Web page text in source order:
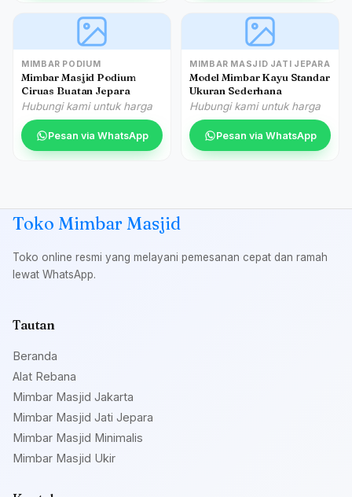
MIMBAR PODIUM
Mimbar Masjid Podium
Ciruas Buatan Jepara
Hubungi kami untuk harga
Pesan via WhatsApp
MIMBAR MASJID JATI JEPARA
Model Mimbar Kayu Standar
Ukuran Sederhana
Hubungi kami untuk harga
Pesan via WhatsApp
Toko Mimbar Masjid
Toko online resmi yang melayani pemesanan cepat dan ramah
lewat WhatsApp.
Tautan
Beranda
Alat Rebana
Mimbar Masjid Jakarta
Mimbar Masjid Jati Jepara
Mimbar Masjid Minimalis
Mimbar Masjid Ukir